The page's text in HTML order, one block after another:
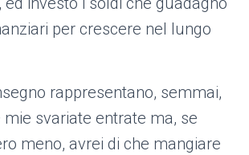
per crescere nel lungo
rappresentano, semmai,
svariate entrate ma, se
meno, avrei di che mangiare